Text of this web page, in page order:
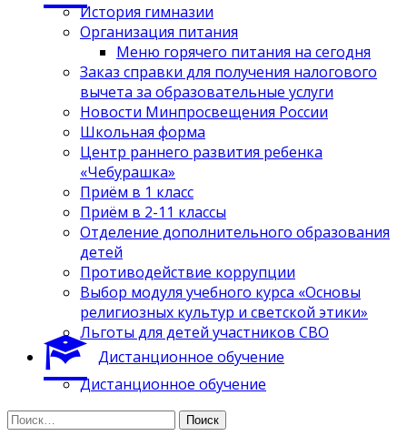
История гимназии
Организация питания
Меню горячего питания на сегодня
Заказ справки для получения налогового
вычета за образовательные услуги
Новости Минпросвещения России
Школьная форма
Центр раннего развития ребенка
«Чебурашка»
Приём в 1 класс
Приём в 2-11 классы
Отделение дополнительного образования
детей
Противодействие коррупции
Выбор модуля учебного курса «Основы
религиозных культур и светской этики»
Льготы для детей участников СВО
Дистанционное обучение
Дистанционное обучение
Найти: